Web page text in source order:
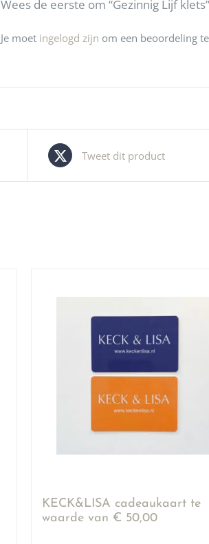
Wees de eerste om “Gezinnig Lijf
Je moet ingelogd zijn om een beoordeling
Tweet dit product
KECK&LISA cadeaukaart te
waarde van € 50,00